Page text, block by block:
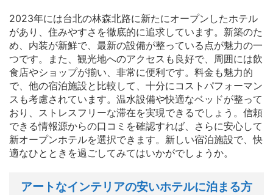
2023年には台北の林森北路に新たにオープンしたホテル
があり、住みやすさを徹底的に追求しています。新築のた
め、内装が新鮮で、最新の設備が整っている点が魅力の一
つです。また、観光地へのアクセスも良好で、周囲には飲
食店やショップが揃い、非常に便利です。料金も魅力的
で、他の宿泊施設と比較して、十分にコストパフォーマン
スも考慮されています。温水設備や快適なベッドが整って
おり、ストレスフリーな滞在を実現できるでしょう。信頼
できる情報源からの口コミを確認すれば、さらに安心して
新オープンホテルを選択できます。新しい宿泊施設で、快
適なひとときを過ごしてみてはいかがでしょうか。
アートなインテリアの安いホテルに泊まる方